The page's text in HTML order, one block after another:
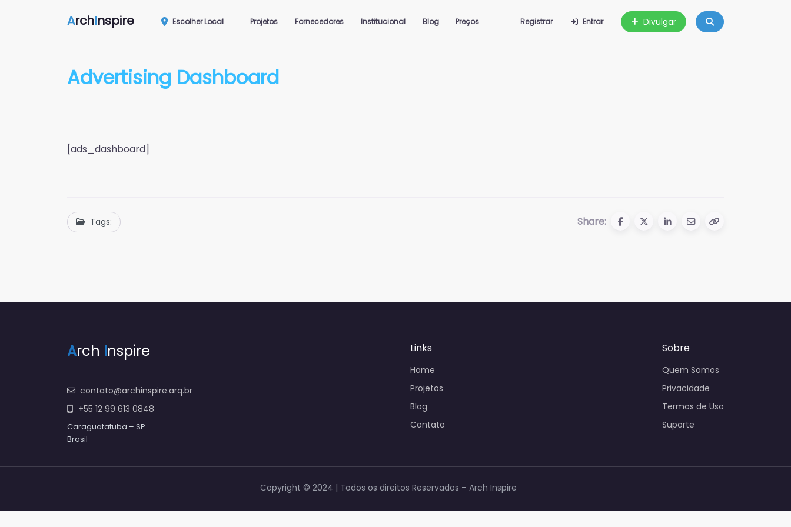
ArchInspire Escolher Local Projetos Fornecedores Institucional Blog Preços Registrar Entrar Divulgar
Advertising Dashboard
[ads_dashboard]
Tags: Share:
Arch Inspire
contato@archinspire.arq.br
+55 12 99 613 0848
Caraguatatuba – SP
Brasil
Links
Home
Projetos
Blog
Contato
Sobre
Quem Somos
Privacidade
Termos de Uso
Suporte
Copyright © 2024 | Todos os direitos Reservados – Arch Inspire